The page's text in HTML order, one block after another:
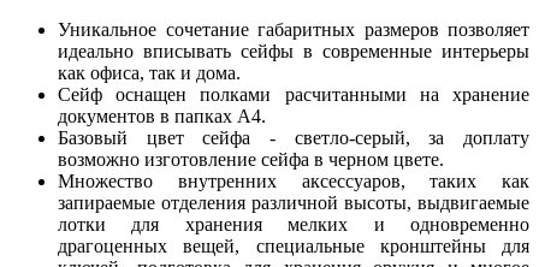
Уникальное сочетание габаритных размеров позволяет
идеально вписывать сейфы в современные интерьеры
как офиса, так и дома.
Сейф оснащен полками расчитанными на хранение
документов в папках A4.
Базовый цвет сейфа - светло-серый, за доплату
возможно изготовление сейфа в черном цвете.
Множество внутренних аксессуаров, таких как
запираемые отделения различной высоты, выдвигаемые
лотки для хранения мелких и одновременно
драгоценных вещей, специальные кронштейны для